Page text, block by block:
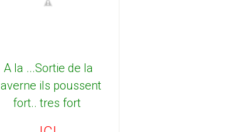
A la ...Sortie de la
ils poussent
fort.. tres fort